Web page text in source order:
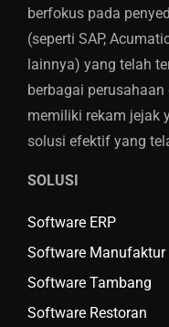
berfokus pada
(seperti SAP,
lainnya) yang telah
berbagai
memiliki rekam jejak
solusi efektif yang
SOLUSI
Software ERP
Software Manufaktur
Software Tambang
Software Restoran